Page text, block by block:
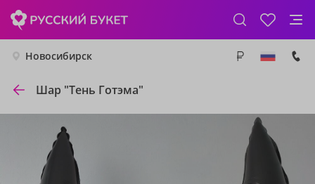
Новосибирск
Шар "Тень Готэма"